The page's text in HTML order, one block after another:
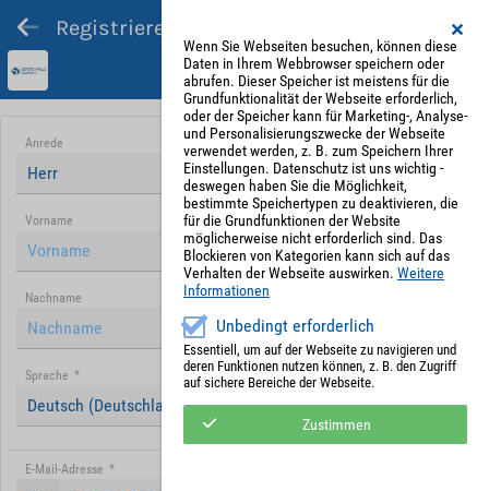
Registrieren und Angebot abgeben
Anrede
Herr
Vorname
Nachname
Sprache *
Deutsch (Deutschland)
E-Mail-Adresse *
Wenn Sie Webseiten besuchen, können diese
Daten in Ihrem Webbrowser speichern oder
abrufen. Dieser Speicher ist meistens für die
Grundfunktionalität der Webseite erforderlich,
oder der Speicher kann für Marketing-, Analyse-
und Personalisierungszwecke der Webseite
verwendet werden, z. B. zum Speichern Ihrer
Einstellungen. Datenschutz ist uns wichtig -
deswegen haben Sie die Möglichkeit,
bestimmte Speichertypen zu deaktivieren, die
für die Grundfunktionen der Website
möglicherweise nicht erforderlich sind. Das
Blockieren von Kategorien kann sich auf das
Verhalten der Webseite auswirken. Weitere
Informationen
Unbedingt erforderlich
Essentiell, um auf der Webseite zu navigieren und
deren Funktionen nutzen können, z. B. den Zugriff
auf sichere Bereiche der Webseite.
Zustimmen